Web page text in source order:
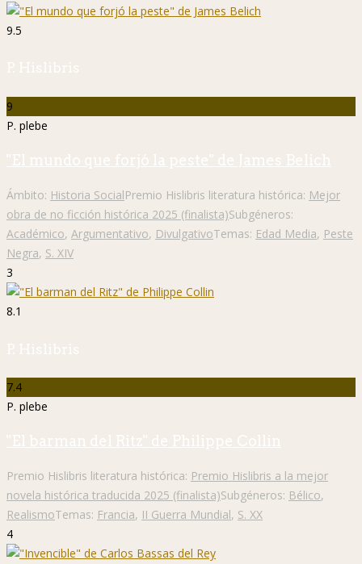
9.5
P. Hislibris
9
P. plebe
"El mundo que forjó la peste" de James Belich
Ámbito: Historia SocialPremio Hislibris literatura histórica: Mejor
obra de no ficción histórica 2025 (finalista)Subgéneros:
Académico, Argumentativo, DivulgativoTemas: Edad Media, Peste
Negra, S. XIV
3
8.1
P. Hislibris
7.4
P. plebe
"El barman del Ritz" de Philippe Collin
Premio Hislibris literatura histórica: Premio Hislibris a la mejor
novela histórica traducida 2025 (finalista)Subgéneros: Bélico,
RealismoTemas: Francia, II Guerra Mundial, S. XX
4